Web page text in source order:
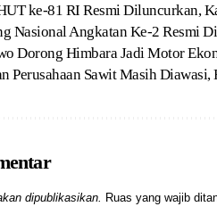
ke-81 RI Resmi Diluncurkan,
Nasional Angkatan Ke-2 Resmi
Dorong Himbara Jadi Motor
Perusahaan Sawit Masih
dipublikasikan. Ruas yang wajib